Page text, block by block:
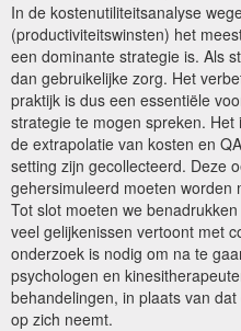
In de kostenutiliteitsanalyse
(productiviteitswinsten) het
een dominante strategie is. Als
dan gebruikelijke zorg. Het
praktijk is dus een essentiële
strategie te mogen spreken.
de extrapolatie van kosten en
setting zijn gecollecteerd. Deze
gehersimuleerd moeten worden
Tot slot moeten we
veel gelijkenissen vertoont met
onderzoek is nodig om na te
psychologen en
behandelingen, in plaats van
op zich neemt.